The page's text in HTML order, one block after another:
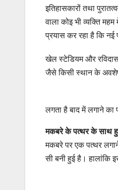
इतिहासकारों तथा
वाला कोइ भी व्यक्ति
प्रयास कर रहा है कि नई
खेल स्टेडियम और
जैसे किसी स्थान के
लगता है बाद में लगाने का
मकबरे के पत्थर के साथ
मकबरे पर एक पत्थर
सी बनी हुई है। हालांकि